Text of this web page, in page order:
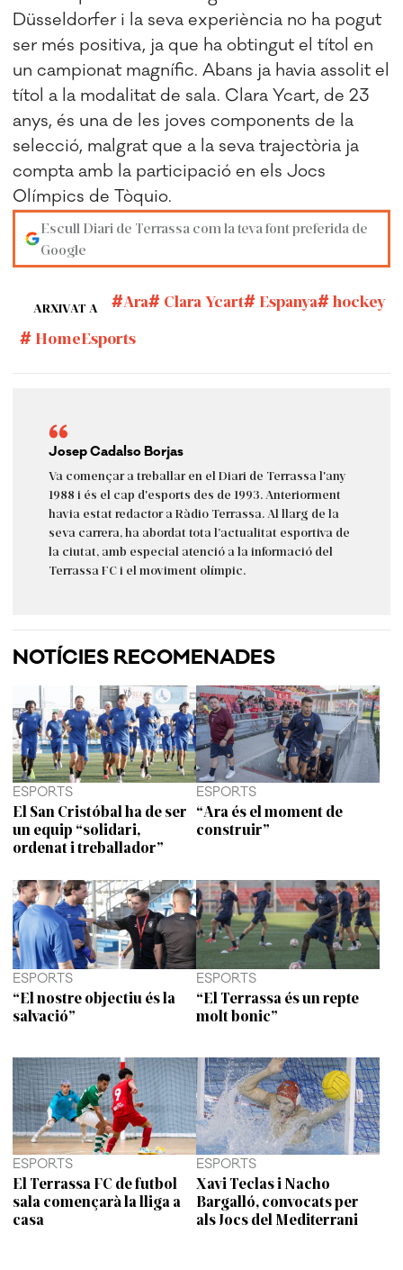
Düsseldorfer i la seva experiència no ha pogut
ser més positiva, ja que ha obtingut el títol en
un campionat magnífic. Abans ja havia assolit el
títol a la modalitat de sala. Clara Ycart, de 23
anys, és una de les joves components de la
selecció, malgrat que a la seva trajectòria ja
compta amb la participació en els Jocs
Olímpics de Tòquio.
Escull Diari de Terrassa com la teva font preferida de
Google
ARXIVAT A Ara Clara Ycart Espanya
hockey
HomeEsports
Josep Cadalso Borjas
Va començar a treballar en el Diari de Terrassa l'any
1988 i és el cap d'esports des de 1993. Anteriorment
havia estat redactor a Ràdio Terrassa. Al llarg de la
seva carrera, ha abordat tota l’actualitat esportiva de
la ciutat, amb especial atenció a la informació del
Terrassa FC i el moviment olímpic.
NOTÍCIES RECOMENADES
ESPORTS
El San Cristóbal ha de ser
un equip “solidari,
ordenat i treballador”
ESPORTS
“Ara és el moment de
construir”
ESPORTS
“El nostre objectiu és la
salvació”
ESPORTS
“El Terrassa és un repte
molt bonic”
ESPORTS
El Terrassa FC de futbol
sala començarà la lliga a
casa
ESPORTS
Xavi Teclas i Nacho
Bargalló, convocats per
als Jocs del Mediterrani